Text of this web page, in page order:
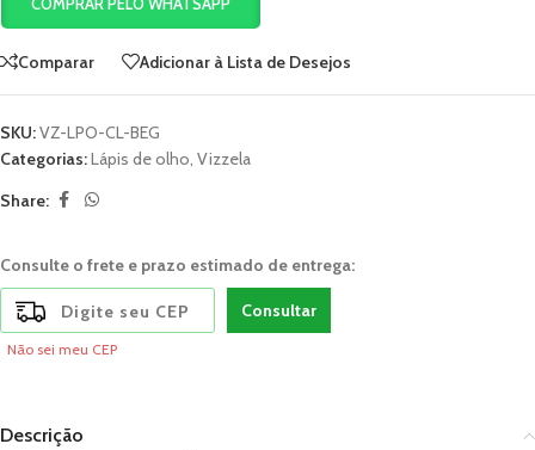
Comparar Adicionar à Lista de Desejos
SKU:VZ-LPO-CL-BEG
Categorias:Lápis de olho, Vizzela
Share:
Consulte o frete e prazo estimado de entrega:
Consultar
Não sei meu CEP
Descrição